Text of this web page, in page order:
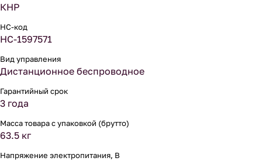
КНР
НС-код
НС-1597571
Вид управления
Дистанционное беспроводное
Гарантийный срок
3 года
Масса товара с упаковкой (брутто)
63.5 кг
Напряжение электропитания, В